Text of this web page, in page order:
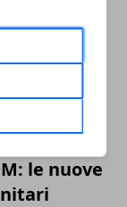
le nuove